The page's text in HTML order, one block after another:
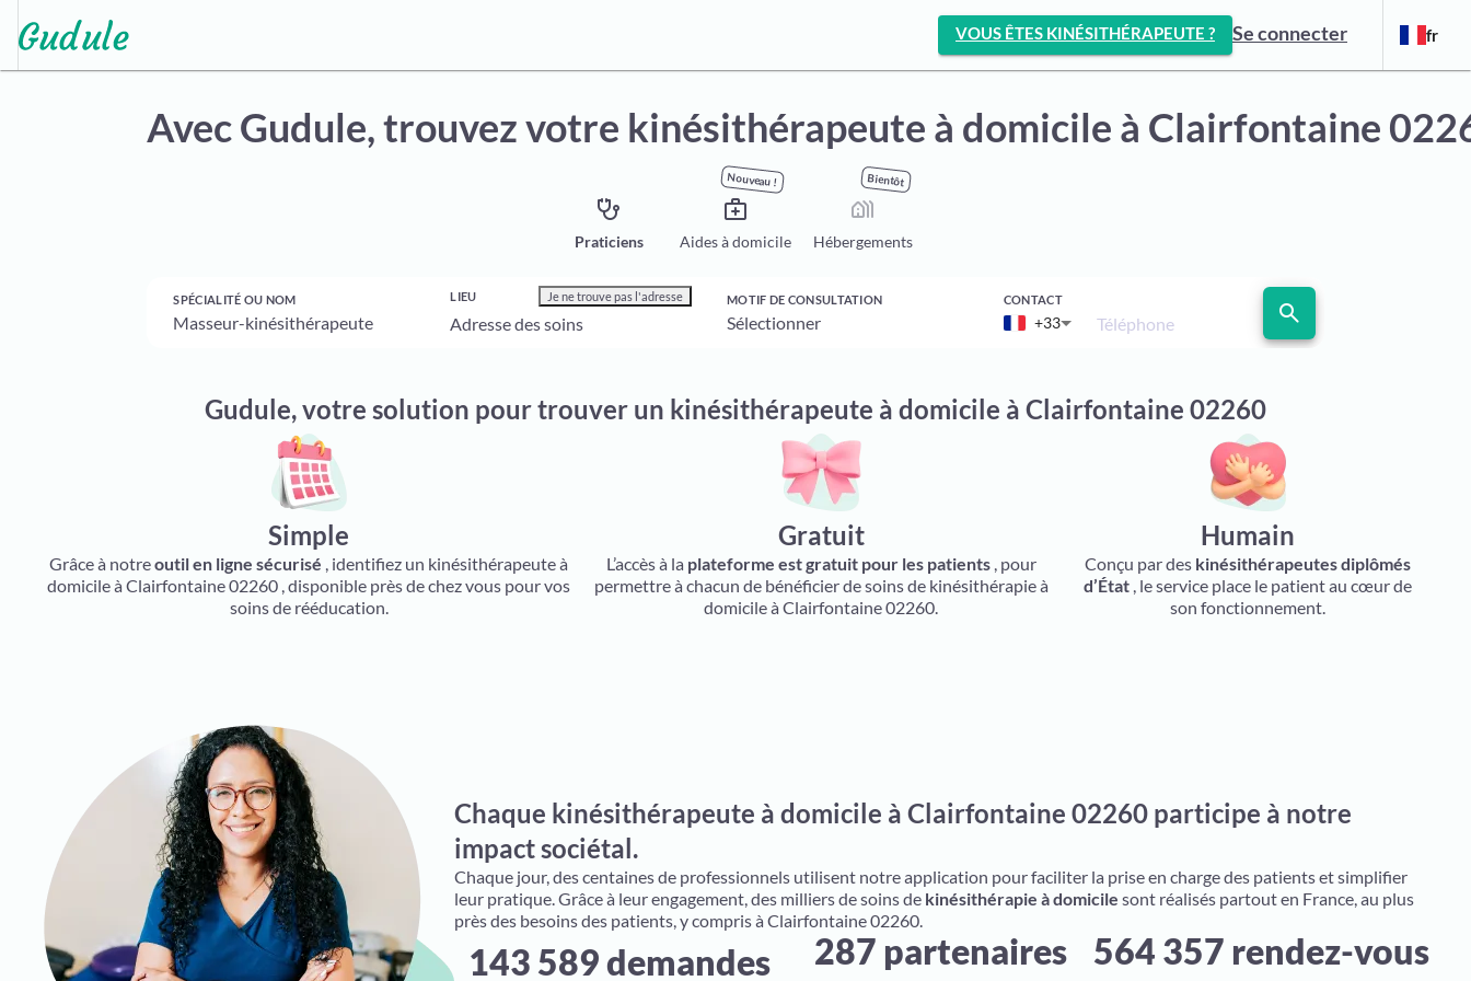
VOUS ÊTES KINÉSITHÉRAPEUTE ? Se connecter fr
Avec Gudule,trouvez votre kinésithérapeute à domicile à Clairfontaine
stethoscope
Praticiens
Nouveau !
medical_services
Aides à domicile
Bientôt
holiday_village
Hébergements
SPÉCIALITÉ OU NOM LIEU Je ne trouve pas l'adresse MOTIF DE CONSULTATION CONTACT
+33 Téléphone search
Gudule, votre solution pour trouver un kinésithérapeute à domicile à Clairfontaine 02260
Simple
Grâce à notreoutil en ligne sécurisé , identifiez un kinésithérapeute à
domicile à Clairfontaine 02260 , disponible près de chez vous pour vos
soins de rééducation.
Gratuit
L’accès à la plateforme est gratuit pour les patients, pour
permettre à chacun de bénéficier de soins de kinésithérapie à
domicile à Clairfontaine 02260.
Humain
Conçu par des kinésithérapeutes diplômés
d’État , le service place le patient au cœur de
son fonctionnement.
Chaque kinésithérapeute à domicile à Clairfontaine 02260 participe à notre
impact sociétal.
Chaque jour, des centaines de professionnels utilisent notre application pour faciliter la prise en charge des patients et simplifier
leur pratique. Grâce à leur engagement, des milliers de soins de kinésithérapie à domicile sont réalisés partout en France, au plus
près des besoins des patients, y compris à Clairfontaine 02260.
143 589 demandes 287 partenaires 564 357 rendez-vous